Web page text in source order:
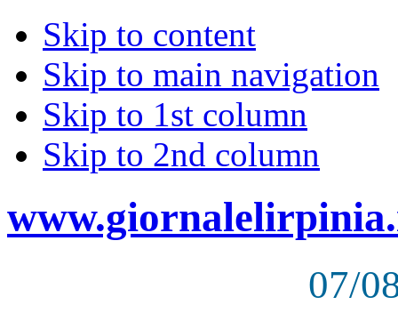
Skip to content
Skip to main navigation
Skip to 1st column
Skip to 2nd column
07/